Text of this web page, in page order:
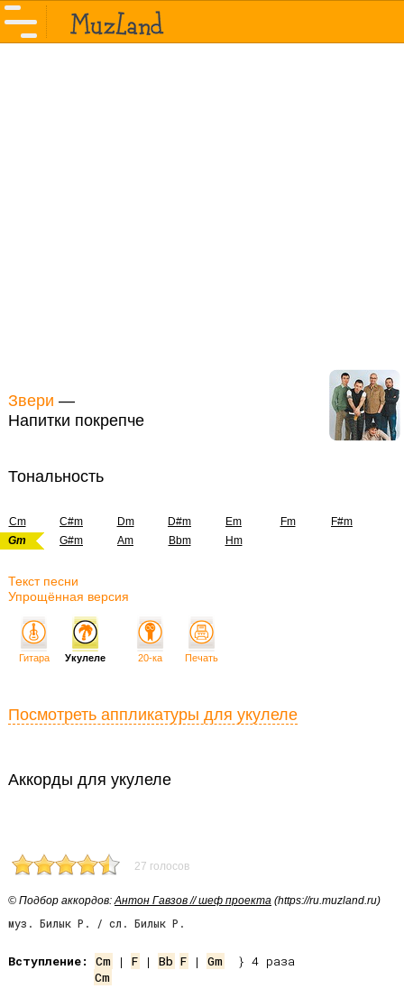
Звери —
Напитки покрепче
Тональность
Cm C#m Dm D#m Em Fm
F#m
Gm
G#m Am Bbm Hm
Текст песни
Упрощённая версия
Аккорды для укулеле
27 голосов
© Подбор аккордов:Антон Гавзов // шеф проекта (https://ru.muzland.ru)
муз. Билык Р. / сл. Билык Р.
Вступление: Cm | F | Bb F | Gm
Cm
Гитара Укулеле 20-ка Печать
Посмотреть аппликатуры для укулеле